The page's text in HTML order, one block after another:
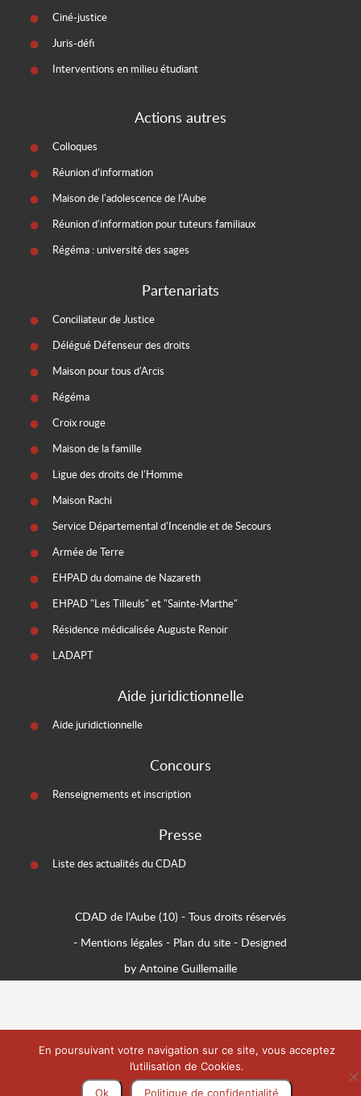
Ciné-justice
Juris-défi
Interventions en milieu étudiant
Actions autres
Colloques
Réunion d’information
Maison de l'adolescence de l'Aube
Réunion d'information pour tuteurs familiaux
Régéma : université des sages
Partenariats
Conciliateur de Justice
Délégué Défenseur des droits
Maison pour tous d'Arcis
Régéma
Croix rouge
Maison de la famille
Ligue des droits de l'Homme
Maison Rachi
Service Départemental d'Incendie et de Secours
Armée de Terre
EHPAD du domaine de Nazareth
EHPAD "Les Tilleuls" et "Sainte-Marthe"
Résidence médicalisée Auguste Renoir
LADAPT
Aide juridictionnelle
Aide juridictionnelle
Concours
Renseignements et inscription
Presse
Liste des actualités du CDAD
CDAD de l’Aube (10) - Tous droits réservés
- Mentions légales - Plan du site - Designed
by Antoine Guillemaille
En poursuivant votre navigation sur ce site, vous acceptez
l’utilisation de Cookies.
Ok Politique de confidentialité